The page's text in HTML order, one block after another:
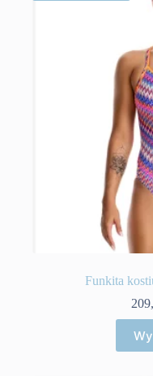
Funkita